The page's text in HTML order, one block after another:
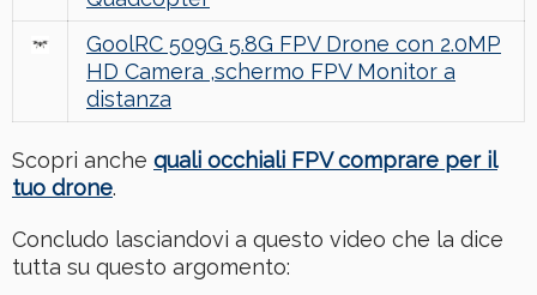
GoolRC 509G 5.8G FPV Drone con 2.0MP
HD Camera ,schermo FPV Monitor a
distanza
Scopri anche quali occhiali FPV comprare per il
tuo drone.
Concludo lasciandovi a questo video che la dice
tutta su questo argomento: